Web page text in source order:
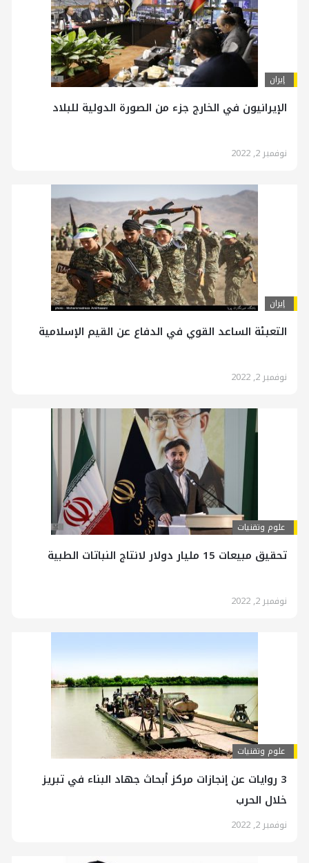
إيران
الإيرانيون في الخارج جزء من الصورة الدولية للبلاد
نوفمبر 2, 2022
إيران
التعبئة الساعد القوي في الدفاع عن القيم الإسلامية
نوفمبر 2, 2022
علوم وتقنيات
تحقيق مبيعات 15 مليار دولار لانتاج النباتات الطبية
نوفمبر 2, 2022
علوم وتقنيات
3 روايات عن إنجازات مركز أبحاث جهاد البناء في تبريز
خلال الحرب
نوفمبر 2, 2022